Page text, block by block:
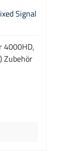
Signal
4000HD,